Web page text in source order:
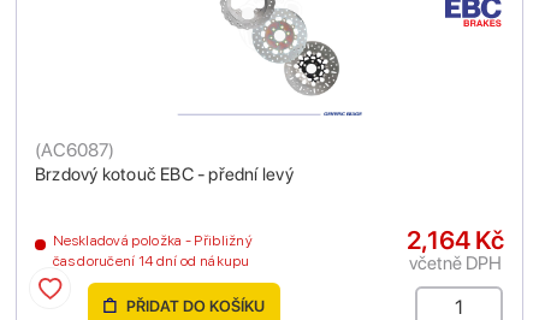
Brzdový kotouč EBC - přední levý
(AC6087)
Neskladová položka - Přibližný
čas doručení 14 dní od nákupu
2,164 Kč
včetně DPH
PŘIDAT DO KOŠÍKU